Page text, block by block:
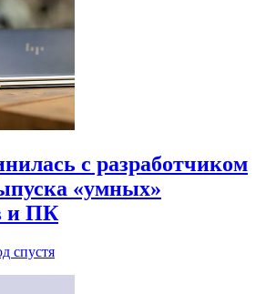
с разработчиком
«умных»
и ПК
спустя